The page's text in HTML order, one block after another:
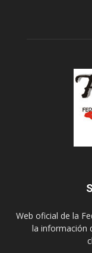
Web oficial de la
la información